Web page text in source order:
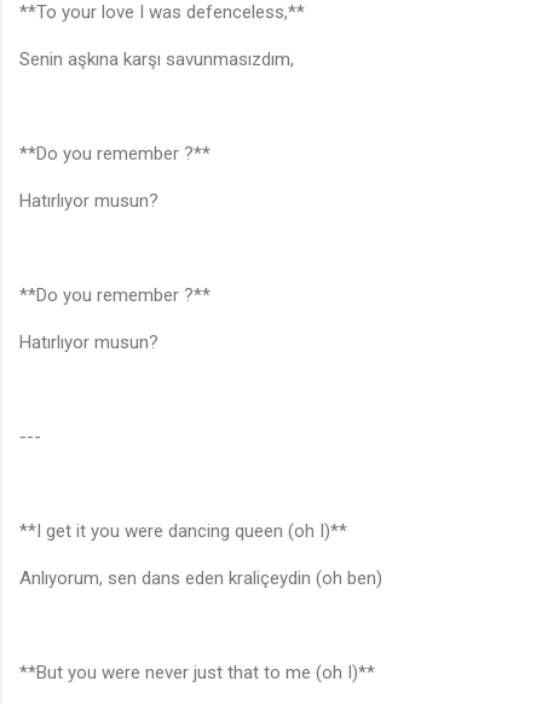
**To your love I was defenceless,**
Senin aşkına karşı savunmasızdım,
**Do you remember ?**
Hatırlıyor musun?
**Do you remember ?**
Hatırlıyor musun?
---
**I get it you were dancing queen (oh I)**
Anlıyorum, sen dans eden kraliçeydin (oh ben)
**But you were never just that to me (oh I)**